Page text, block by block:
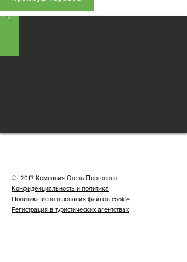
© 2017 Компания Отель Портоново
Конфиденциальность и политика
Политика использования файлов cookie
Регистрация в туристических агентствах